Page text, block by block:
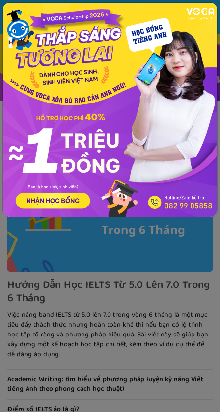
MENU ĐĂNG NHẬP
Từ vựng Ngữ pháp Mẫu câu Học phát âm Luyện viết
Thông tin chung
Kinh nghiệm Tài liệu học Ngữ pháp
Hướng Dẫn Học IELTS Từ 5.0 Lên 7.0 Trong
6 Tháng
Việc nâng band IELTS từ 5.0 lên 7.0 trong vòng 6 tháng là một mục
tiêu đầy thách thức nhưng hoàn toàn khả thi nếu bạn có lộ trình
học tập rõ ràng và phương pháp hiệu quả. Bài viết này sẽ giúp bạn
xây dựng một kế hoạch học tập chi tiết, kèm theo ví dụ cụ thể để
dễ dàng áp dụng.
Academic Writing: tìm hiểu về phương pháp luyện kỹ năng Viết
tiếng Anh theo phong cách học thuật)
Điểm số IELTS ảo là gì?